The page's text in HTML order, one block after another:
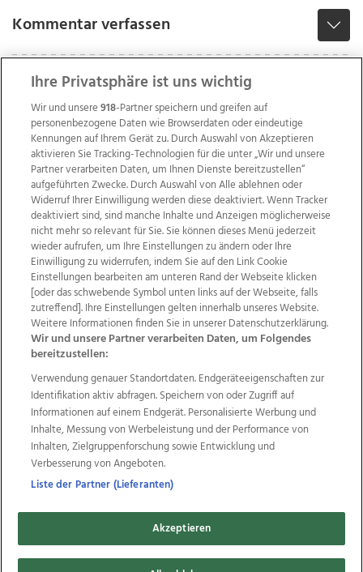
Kommentar verfassen
Wir über uns Mediadaten Kontakt
Jobs
Datenschutz
Impressum
AGB Anzeigekunden
AGB Website
Ehrenkodex Politische Werbung
Weitere Angebote des Medienhauses Wimmer
TV1 di-mog-i.at OÖNow
Ischler Woche
Life Radio
OÖNachrichten
OÖN Immobilien
OÖN Karriere
OÖN Reise
Promenaden Galerien
Regionaljobs
wasistlos.at wirtrauern.at
Copyrights © 2026 Tips Zeitungs GmbH & Co KG
developed by
Ihre Privatsphäre ist uns wichtig
Wir und unsere918-Partner speichern und greifen auf
personenbezogene Daten wie Browserdaten oder eindeutige
Kennungen auf Ihrem Gerät zu. Durch Auswahl von Akzeptieren
aktivieren Sie Tracking-Technologien für die unter „Wir und unsere
Partner verarbeiten Daten, um Ihnen Dienste bereitzustellen“
aufgeführten Zwecke. Durch Auswahl von Alle ablehnen oder
Widerruf Ihrer Einwilligung werden diese deaktiviert. Wenn Tracker
deaktiviert sind, sind manche Inhalte und Anzeigen möglicherweise
nicht mehr so relevant für Sie. Sie können dieses Menü jederzeit
wieder aufrufen, um Ihre Einstellungen zu ändern oder Ihre
Einwilligung zu widerrufen, indem Sie auf den Link Cookie
Einstellungen bearbeiten am unteren Rand der Webseite klicken
[oder das schwebende Symbol unten links auf der Webseite, falls
zutreffend]. Ihre Einstellungen gelten innerhalb unseres Website.
Weitere Informationen finden Sie in unserer Datenschutzerklärung.
Wir und unsere Partner verarbeiten Daten, um Folgendes
bereitzustellen:
Verwendung genauer Standortdaten. Endgeräteeigenschaften zur
Identifikation aktiv abfragen. Speichern von oder Zugriff auf
Informationen auf einem Endgerät. Personalisierte Werbung und
Inhalte, Messung von Werbeleistung und der Performance von
Inhalten, Zielgruppenforschung sowie Entwicklung und
Verbesserung von Angeboten.
Liste der Partner (Lieferanten)
Akzeptieren